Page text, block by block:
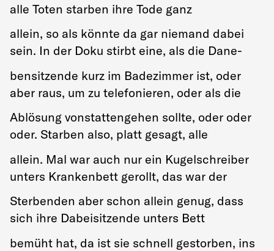
alle Toten starben ihre Tode ganz
allein, so als könnte da gar niemand dabei
sein. In der Doku stirbt eine, als die Dane-
bensitzende kurz im Badezimmer ist, oder
aber raus, um zu telefonieren, oder als die
Ablösung vonstattengehen sollte, oder oder
oder. Starben also, platt gesagt, alle
allein. Mal war auch nur ein Kugelschreiber
unters Krankenbett gerollt, das war der
Sterbenden aber schon allein genug, dass
sich ihre Dabeisitzende unters Bett
bemüht hat, da ist sie schnell gestorben, ins